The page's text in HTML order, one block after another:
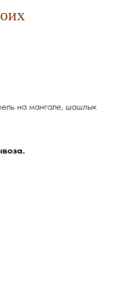
на мангале, шашлык